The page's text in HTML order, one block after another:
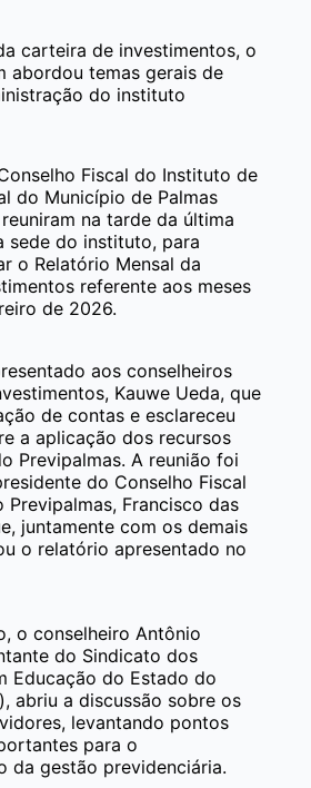
carteira de investimentos, o
abordou temas gerais de
do instituto
Fiscal do Instituto de
do Município de Palmas
na tarde da última
sede do instituto, para
o Relatório Mensal da
referente aos meses
de 2026.
aos conselheiros
Kauwe Ueda, que
de contas e esclareceu
a aplicação dos recursos
Previpalmas. A reunião foi
do Conselho Fiscal
Previpalmas, Francisco das
juntamente com os demais
o relatório apresentado no
o conselheiro Antônio
do Sindicato dos
Educação do Estado do
abriu a discussão sobre os
levantando pontos
para o
da gestão previdenciária.